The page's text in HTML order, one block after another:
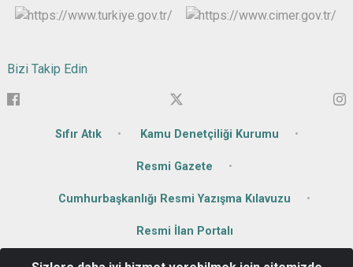
Bizi Takip Edin
Sıfır Atık Kamu Denetçiliği Kurumu
Resmi Gazete
Cumhurbaşkanlığı Resmi Yazışma Kılavuzu
Resmi İlan Portalı